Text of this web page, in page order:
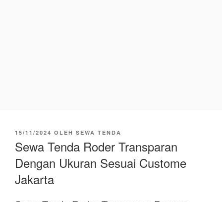
DIPOSKAN
15/11/2024 OLEH SEWA TENDA
Sewa Tenda Roder Transparan
Dengan Ukuran Sesuai Custome
Jakarta